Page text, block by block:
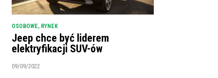
OSOBOWE, RYNEK
Jeep chce być liderem
elektryfikacji SUV-ów
09/09/2022